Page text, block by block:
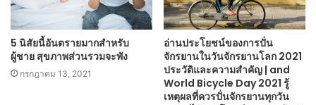
5 นิสัยนี้อันตรายมากสำหรับ
ผู้ชาย สุขภาพส่วนรวมจะพัง
กรกฎาคม 13, 2021
อ่านประโยชน์ของการปั่น
จักรยานในวันจักรยานโลก 2021
ประวัติและความสำคัญ | and
World Bicycle Day 2021 รู้
เหตุผลที่ควรปั่นจักรยานทุกวัน